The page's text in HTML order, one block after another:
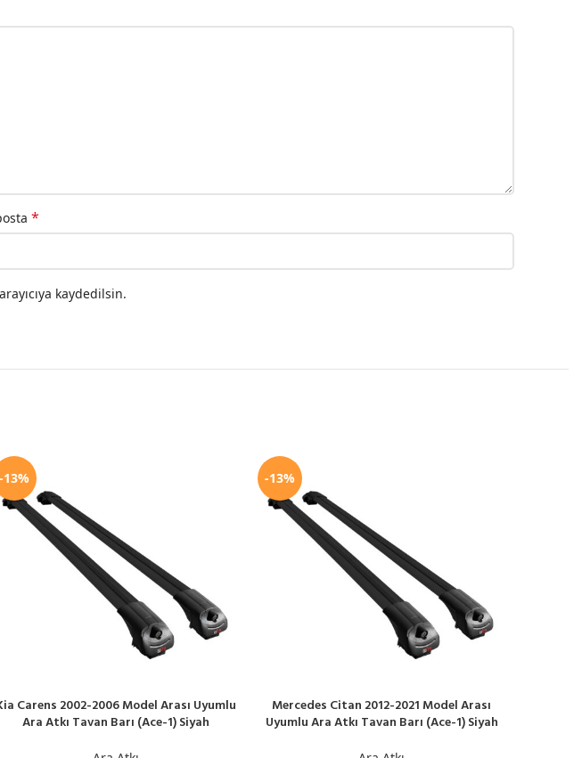
*
kaydedilsin.
-13%
EKLE
Carens 2002-2006 Model Arası Uyumlu
Ara Atkı Tavan Barı (Ace-1) Siyah
-13%
SEPETE EKLE
Mercedes Citan 2012-2021 Model Arası
Uyumlu Ara Atkı Tavan Barı (Ace-1) Siyah